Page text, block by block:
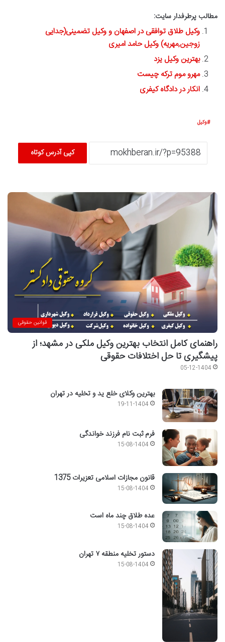
مطالب پرطرفدار سایت:
وکیل طلاق توافقی در اصفهان و وکیل تضمینی(جدایی
زوجین,مهریه) وکیل حامد امیری
بهترین وکیل یزد
مهرو موم ترکه چیست
انکار در دادگاه کیفری
وکیل
کپی آدرس کوتاه
قوانین حقوقی
راهنمای کامل انتخاب بهترین وکیل ملکی در مشهد؛ از
پیشگیری تا حل اختلافات حقوقی
05-12-1404
بهترین وکلای خلع ید و تخلیه در تهران
19-11-1404
فرم ثبت نام فرزند خواندگی
15-08-1404
قانون مجازات اسلامی تعزیرات 1375
15-08-1404
عده طلاق چند ماه است
15-08-1404
دستور تخلیه منطقه ۷ تهران
15-08-1404